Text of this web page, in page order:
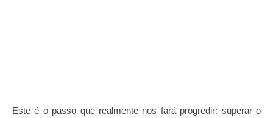
Este é o passo que realmente nos fará progredir: superar o